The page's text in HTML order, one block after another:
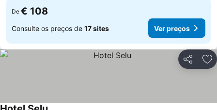
De € 108
Consulte os preços de 17 sites Ver preços
Partilhar